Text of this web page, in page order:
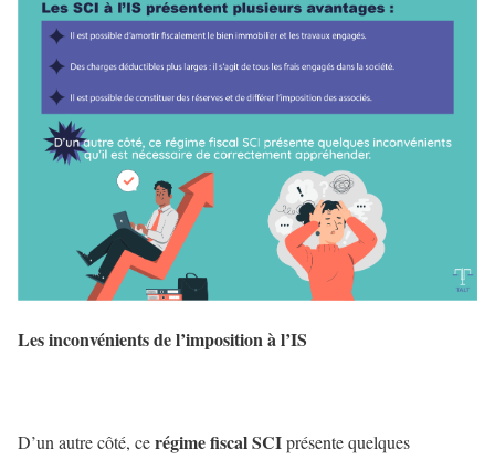
Les inconvénients de l’imposition à l’IS
D’un autre côté, cerégime fiscal SCIprésente quelques